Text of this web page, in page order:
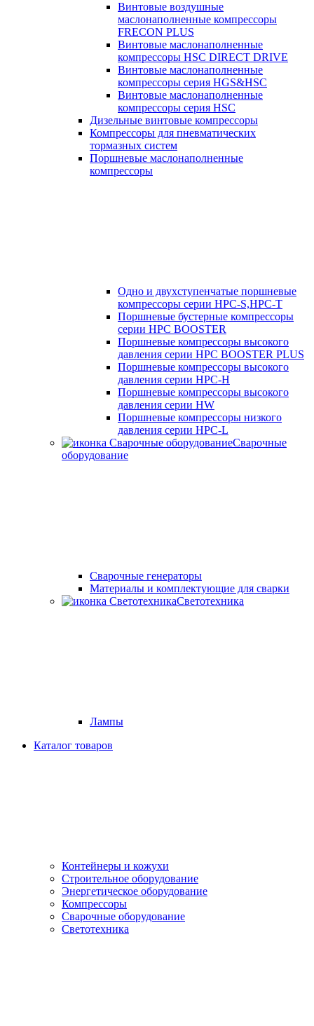
Винтовые воздушные
маслонаполненные компрессоры
FRECON PLUS
Винтовые маслонаполненные
компрессоры HSC DIRECT DRIVE
Винтовые маслонаполненные
компрессоры серия HGS&HSC
Винтовые маслонаполненные
компрессоры серия HSC
Дизельные винтовые компрессоры
Компрессоры для пневматических
тормазных систем
Поршневые маслонаполненные
компрессоры
Одно и двухступенчатые поршневые
компрессоры серии HPC-S,HPC-T
Поршневые бустерные компрессоры
серии HPC BOOSTER
Поршневые компрессоры высокого
давления серии HPC BOOSTER PLUS
Поршневые компрессоры высокого
давления серии HPC-H
Поршневые компрессоры высокого
давления серии HW
Поршневые компрессоры низкого
давления серии HPC-L
Сварочные
оборудование
Cварочные генераторы
Материалы и комплектующие для сварки
Светотехника
Лампы
Каталог товаров
Контейнеры и кожухи
Строительное оборудование
Энергетическое оборудование
Компрессоры
Сварочные оборудование
Светотехника